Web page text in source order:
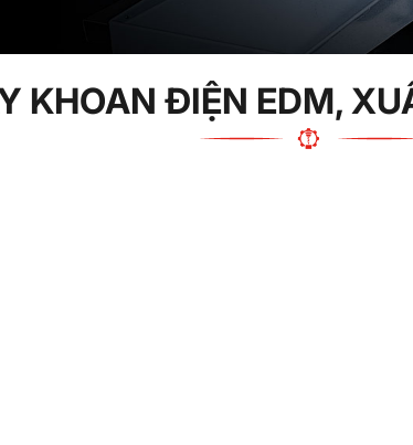
KHOAN ĐIỆN EDM,